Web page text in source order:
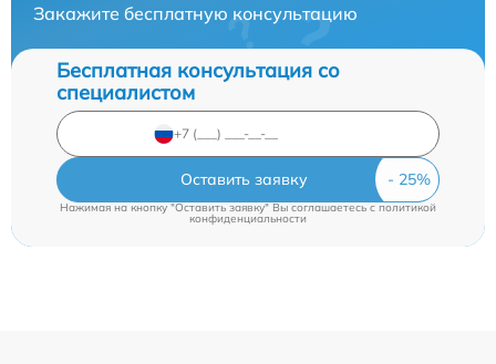
Закажите бесплатную консультацию
Бесплатная консультация со
специалистом
Оставить заявку
Нажимая на кнопку "Оставить заявку" Вы соглашаетесь cполитикой
конфиденциальности